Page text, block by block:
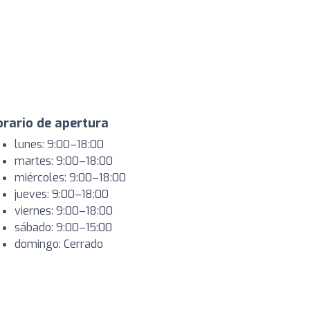
de apertura
lunes: 9:00–18:00
martes: 9:00–18:00
miércoles: 9:00–18:00
jueves: 9:00–18:00
viernes: 9:00–18:00
sábado: 9:00–15:00
domingo: Cerrado